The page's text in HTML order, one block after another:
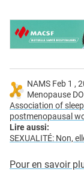
NAMS Feb 1 ,
Menopause
Association of
postmenopausal
Lire aussi:
SEXUALITÉ: Non,
Pour en savoir